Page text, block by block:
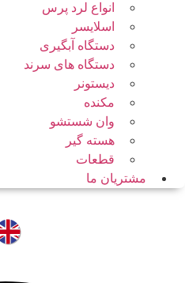
انواع لرد پرس
اسلایسر
دستگاه آبگیری
دستگاه های سرند
دیستونر
مکنده
وان شستشو
هسته گیر
قطعات
مشتریان ما